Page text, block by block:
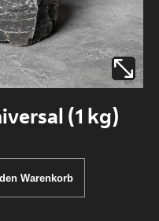
(1 kg)
Warenkorb